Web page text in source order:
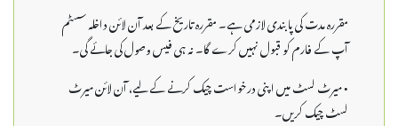
مقررہ مدت کی پابندی لازمی ہے۔ مقررہ تاریخ کے بعد آن لائن داخلہ سسٹم
آپ کے فارم کو قبول نہیں کرے گا۔ نہ ہی فیس وصول کی جائے گی۔
• میرٹ لسٹ میں اپنی درخواست چیک کرنے کے لیے، آن لائن میرٹ
لسٹ چیک کریں۔